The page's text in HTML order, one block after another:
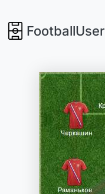
FootballUser